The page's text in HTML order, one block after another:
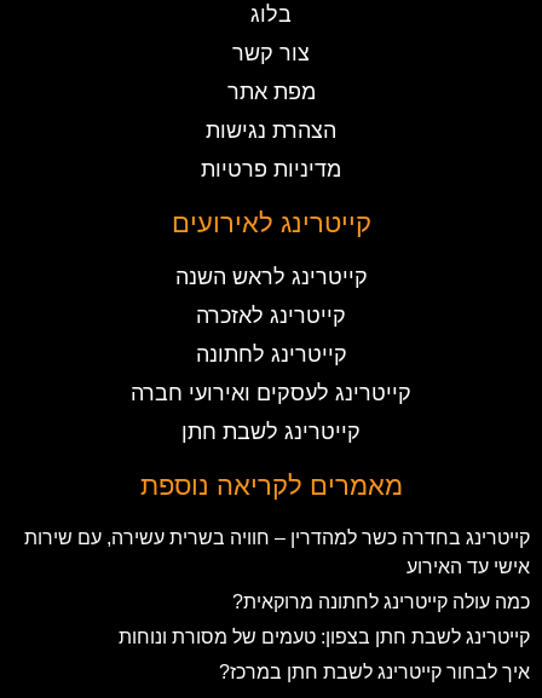
בלוג
צור קשר
מפת אתר
הצהרת נגישות
מדיניות פרטיות
קייטרינג לאירועים
קייטרינג לראש השנה
קייטרינג לאזכרה
קייטרינג לחתונה
קייטרינג לעסקים ואירועי חברה
קייטרינג לשבת חתן
מאמרים לקריאה נוספת
קייטרינג בחדרה כשר למהדרין – חוויה בשרית עשירה, עם שירות
אישי עד האירוע
כמה עולה קייטרינג לחתונה מרוקאית?
קייטרינג לשבת חתן בצפון: טעמים של מסורת ונוחות
איך לבחור קייטרינג לשבת חתן במרכז?